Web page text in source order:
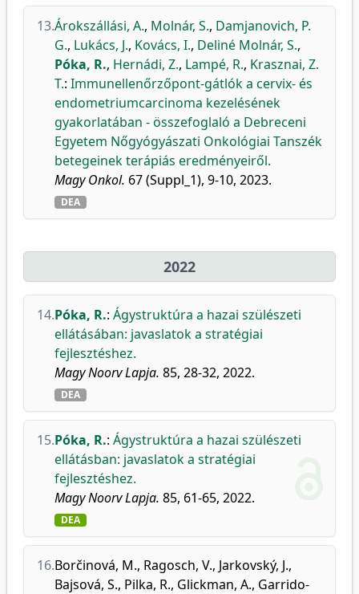
13.Árokszállási, A., Molnár, S., Damjanovich, P.
G., Lukács, J., Kovács, I., Deliné Molnár, S.,
Póka, R., Hernádi, Z., Lampé, R., Krasznai, Z.
T.: Immunellenőrzőpont-gátlók a cervix- és
endometriumcarcinoma kezelésének
gyakorlatában - összefoglaló a Debreceni
Egyetem Nőgyógyászati Onkológiai Tanszék
betegeinek terápiás eredményeiről.
Magy Onkol. 67 (Suppl_1), 9-10, 2023.
DEA
2022
14.Póka, R.: Ágystruktúra a hazai szülészeti
ellátásában: javaslatok a stratégiai
fejlesztéshez.
Magy Noorv Lapja. 85, 28-32, 2022.
DEA
15.Póka, R.: Ágystruktúra a hazai szülészeti
ellátásban: javaslatok a stratégiai
fejlesztéshez.
Magy Noorv Lapja. 85, 61-65, 2022.
DEA
16.Borčinová, M., Ragosch, V., Jarkovský, J.,
Bajsová, S., Pilka, R., Glickman, A., Garrido-